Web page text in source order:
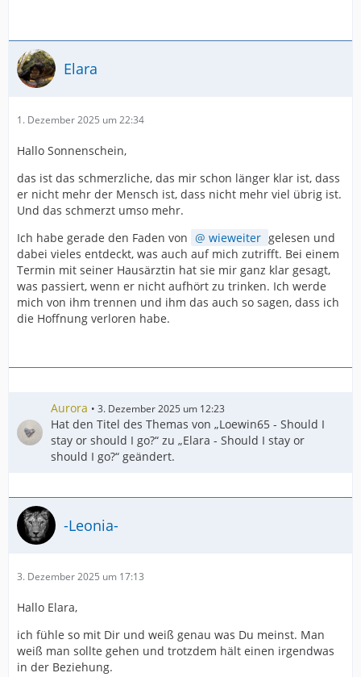
Elara
1. Dezember 2025 um 22:34
Hallo Sonnenschein,
das ist das schmerzliche, das mir schon länger klar ist, dass
er nicht mehr der Mensch ist, dass nicht mehr viel übrig ist.
Und das schmerzt umso mehr.
Ich habe gerade den Faden von
wieweiter gelesen und
dabei vieles entdeckt, was auch auf mich zutrifft. Bei einem
Termin mit seiner Hausärztin hat sie mir ganz klar gesagt,
was passiert, wenn er nicht aufhört zu trinken. Ich werde
mich von ihm trennen und ihm das auch so sagen, dass ich
die Hoffnung verloren habe.
Aurora 3. Dezember 2025 um 12:23
Hat den Titel des Themas von „Loewin65 - Should I
stay or should I go?“ zu „Elara - Should I stay or
should I go?“ geändert.
-Leonia-
3. Dezember 2025 um 17:13
Hallo Elara,
ich fühle so mit Dir und weiß genau was Du meinst. Man
weiß man sollte gehen und trotzdem hält einen irgendwas
in der Beziehung.